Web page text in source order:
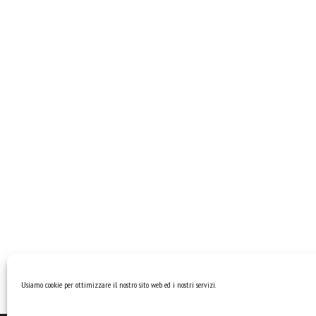
Usiamo cookie per ottimizzare il nostro sito web ed i nostri servizi.